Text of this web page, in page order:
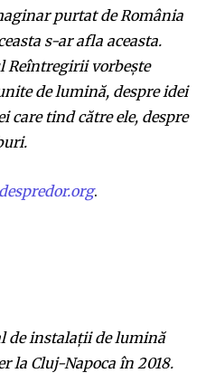
purtat de România
s-ar afla aceasta.
Reîntregirii vorbește
de lumină, despre idei
care tind către ele, despre
despredor.org.
de instalații de lumină
la Cluj-Napoca în 2018.